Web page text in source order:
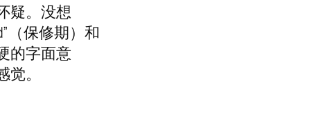
疑。没想
（保修期）和
的字面意
。